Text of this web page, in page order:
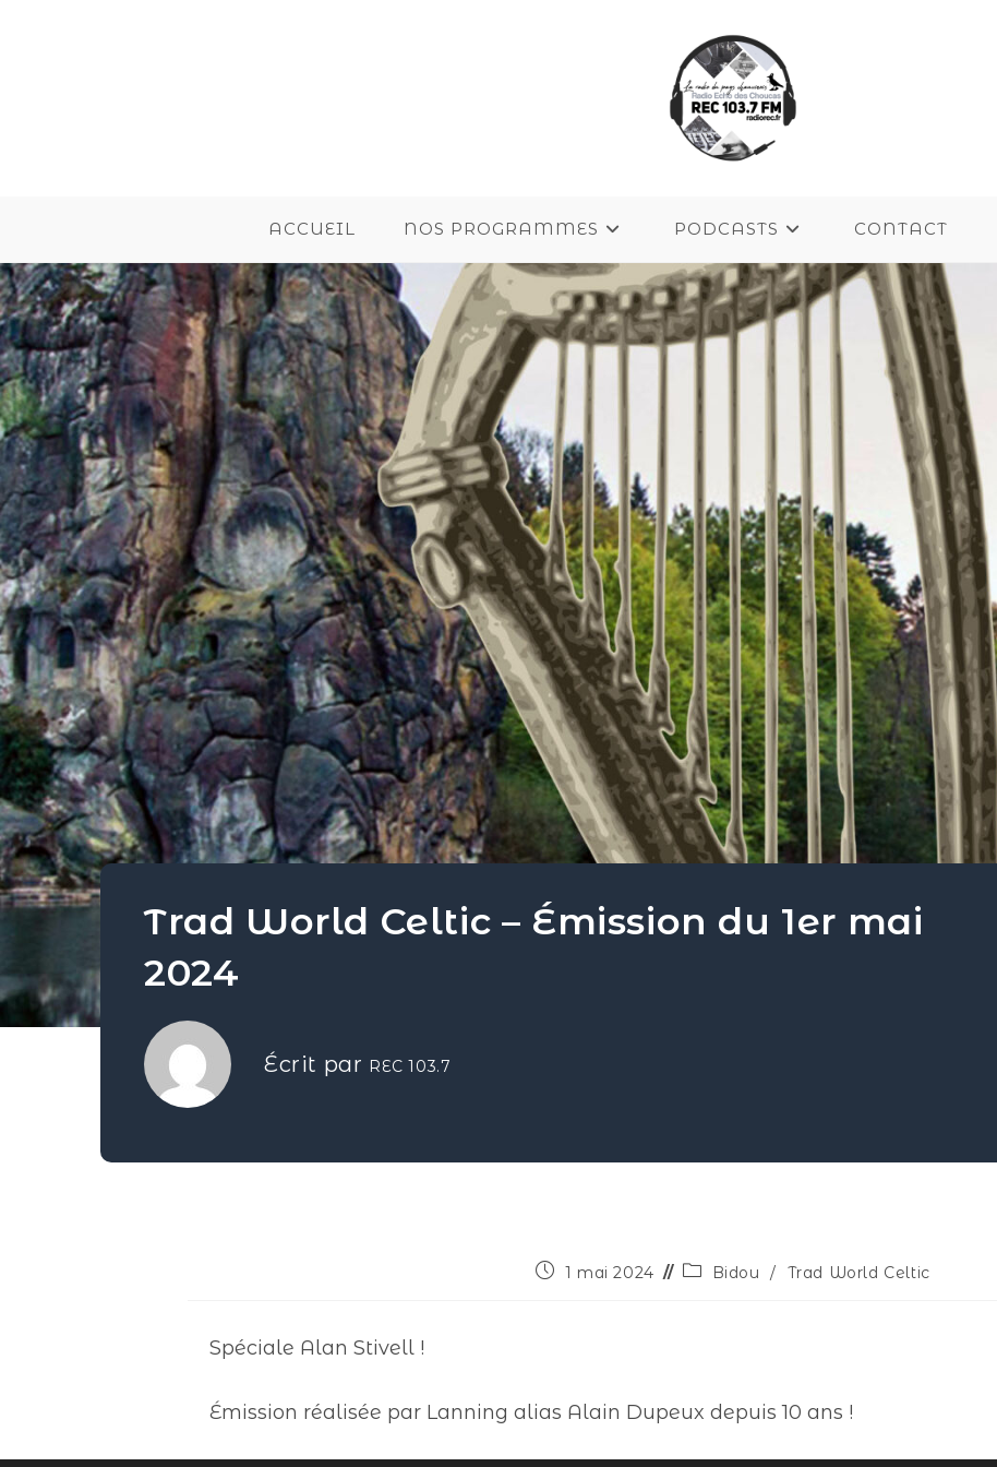
ACCUEIL NOS PROGRAMMES PODCASTS CONTACT
Trad World Celtic – Émission du 1er mai
2024
Écrit par REC 103.7
1 mai 2024 Bidou / Trad World Celtic
Spéciale Alan Stivell !
Émission réalisée par Lanning alias Alain Dupeux depuis 10 ans !